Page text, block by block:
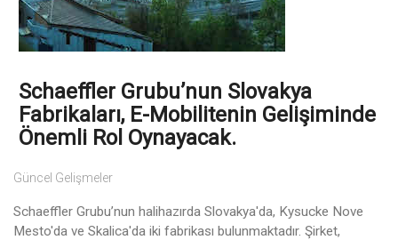
Schaeffler Grubu’nun Slovakya
Fabrikaları, E-Mobilitenin Gelişiminde
Önemli Rol Oynayacak.
Güncel Gelişmeler
Schaeffler Grubu’nun halihazırda Slovakya'da, Kysucke Nove
Mesto'da ve Skalica'da iki fabrikası bulunmaktadır. Şirket,